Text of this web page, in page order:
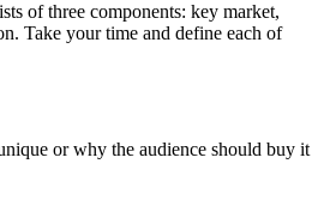
of three components: key market,
Take your time and define each of
or why the audience should buy it